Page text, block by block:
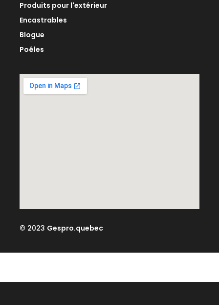
Produits pour l'extérieur
Encastrables
Blogue
Poêles
© 2023 Gespro.quebec